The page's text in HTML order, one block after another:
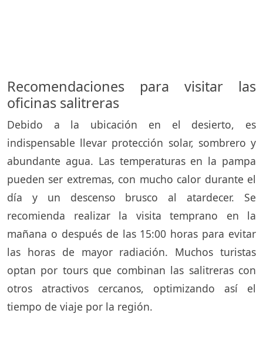
Recomendaciones para visitar las
oficinas salitreras
Debido a la ubicación en el desierto, es
indispensable llevar protección solar, sombrero y
abundante agua. Las temperaturas en la pampa
pueden ser extremas, con mucho calor durante el
día y un descenso brusco al atardecer. Se
recomienda realizar la visita temprano en la
mañana o después de las 15:00 horas para evitar
las horas de mayor radiación. Muchos turistas
optan por tours que combinan las salitreras con
otros atractivos cercanos, optimizando así el
tiempo de viaje por la región.